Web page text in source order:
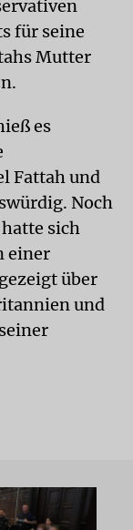
für seine
Mutter
es
Fattah und
Noch
sich
einer
über
und